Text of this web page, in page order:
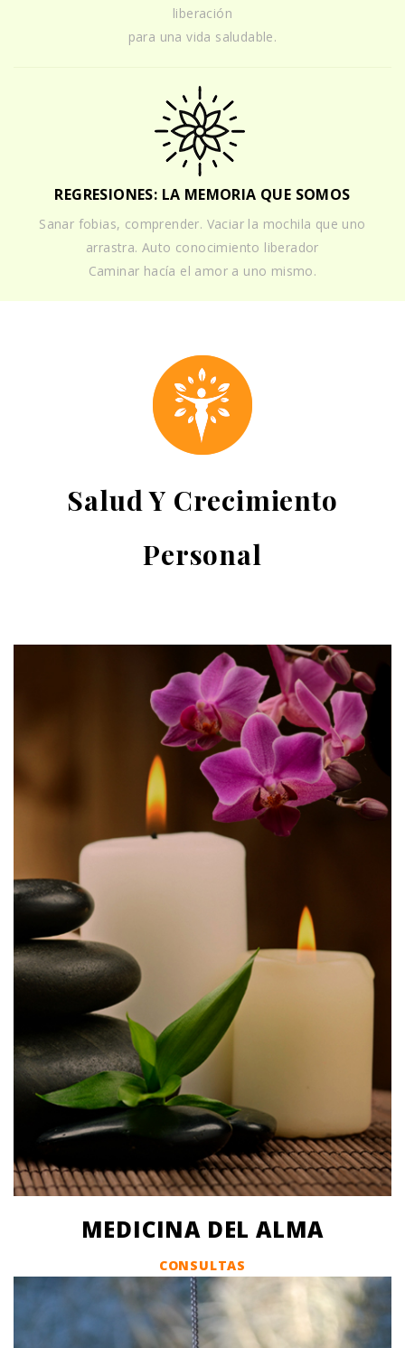
liberación
para una vida saludable.
REGRESIONES: LA MEMORIA QUE SOMOS
Sanar fobias, comprender. Vaciar la mochila que uno
arrastra. Auto conocimiento liberador
Caminar hacía el amor a uno mismo.
Salud Y Crecimiento
Personal
MEDICINA DEL ALMA
CONSULTAS